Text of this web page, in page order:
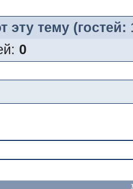
эту тему
0